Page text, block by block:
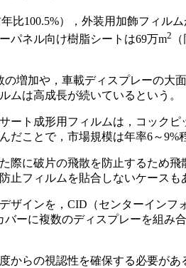
年比100.5%），外装用加飾フィル
パネル向け樹脂シートは69万m2
増加や，車載ディスプレーの
ムは高成長が続いているという。
ート成形用フィルムは，コック
ことで，市場規模は年率6～9%
際に破片の飛散を防止するため
フィルムを貼合しないケースも
ザインを，CID（センターイン
ーに複数のディスプレーを組
からの視認性を確保する必要が